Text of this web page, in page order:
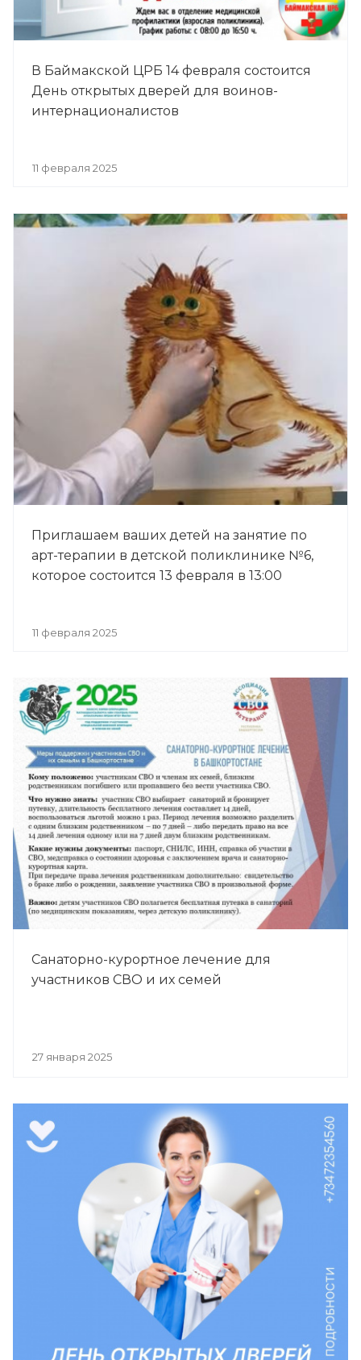
В Баймакской ЦРБ 14 февраля состоится
День открытых дверей для воинов-
интернационалистов
11 февраля 2025
Приглашаем ваших детей на занятие по
арт-терапии в детской поликлинике №6,
которое состоится 13 февраля в 13:00
11 февраля 2025
Санаторно-курортное лечение для
участников СВО и их семей
27 января 2025